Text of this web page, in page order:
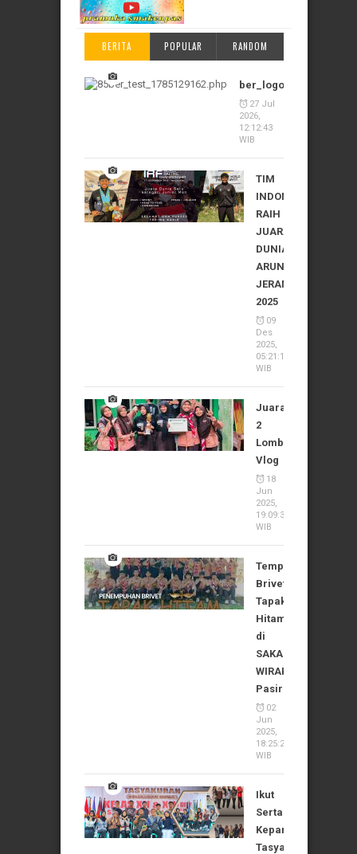
BERITA POPULAR RANDOM
ber_logo_1785129162
27 Jul
2026,
12:12:43
WIB
TIM
INDONESIA
RAIH
JUARA
DUNIA
ARUNG
JERAM
2025
09
Des
2025,
05:21:10
WIB
Juara
2
Lomba
Vlog
18
Jun
2025,
19:09:37
WIB
Tempuh
Brivet
Tapak
Hitam
di
SAKA
WIRAKARTIKA
Pasirian
02
Jun
2025,
18:25:24
WIB
Ikut
Serta
Kepanitiaan
Tasyakuran